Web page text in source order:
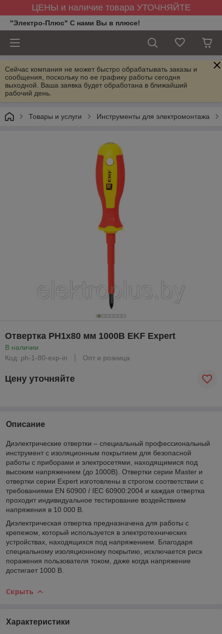
ЦЕНЫ и наличие товара УТОЧНЯЙТЕ
"Электро-Плюс" С нами Вы в плюсе!
Сейчас компания не может быстро обрабатывать заказы и
сообщения, поскольку по ее графику работы сегодня
выходной. Ваша заявка будет обработана в ближайший
рабочий день.
Товары и услуги Инструменты для электромонтажа
Отвертка PH1x80 мм 1000В EKF Expert
В наличии
Код: ph-1-80-exp-in
Опт и розница
Цену уточняйте
Описание
Диэлектрические отвертки – специальный профессиональный
инструмент с изоляционным покрытием для безопасной
работы с приборами и электросетями, находящимися под
высоким напряжением (до 1000В). Отвертки серии Master и
отвертки серии Expert изготовлены в строгом соответствии с
требованиями EN 60900 / IEC 60900:2004 и каждая отвертка
проходит индивидуальное тестирование воздействием
напряжения в 10 000 В.
Диэлектрическая отвертка предназначена для работы с
крепежом, который используется в электротехнических
устройствах, находящихся под напряжением. Благодаря
специальному изоляционному покрытию, исключается риск
поражения пользователя током, даже когда напряжение
достигает 1000 В.
Скрыть
Характеристики